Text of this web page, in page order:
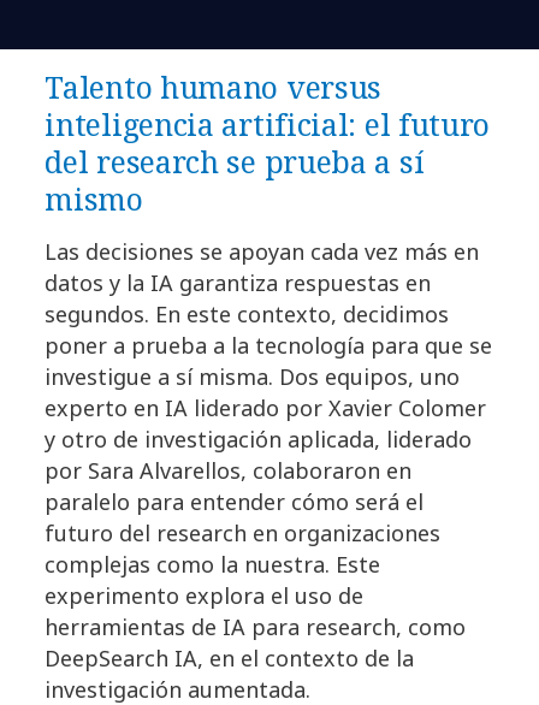
Talento humano versus
inteligencia artificial: el futuro
del research se prueba a sí
mismo
Las decisiones se apoyan cada vez más en
datos y la IA garantiza respuestas en
segundos. En este contexto, decidimos
poner a prueba a la tecnología para que se
investigue a sí misma. Dos equipos, uno
experto en IA liderado por Xavier Colomer
y otro de investigación aplicada, liderado
por Sara Alvarellos, colaboraron en
paralelo para entender cómo será el
futuro del research en organizaciones
complejas como la nuestra. Este
experimento explora el uso de
herramientas de IA para research, como
DeepSearch IA, en el contexto de la
investigación aumentada.